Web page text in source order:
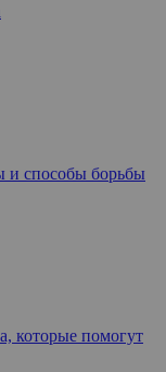
и способы борьбы
которые помогут